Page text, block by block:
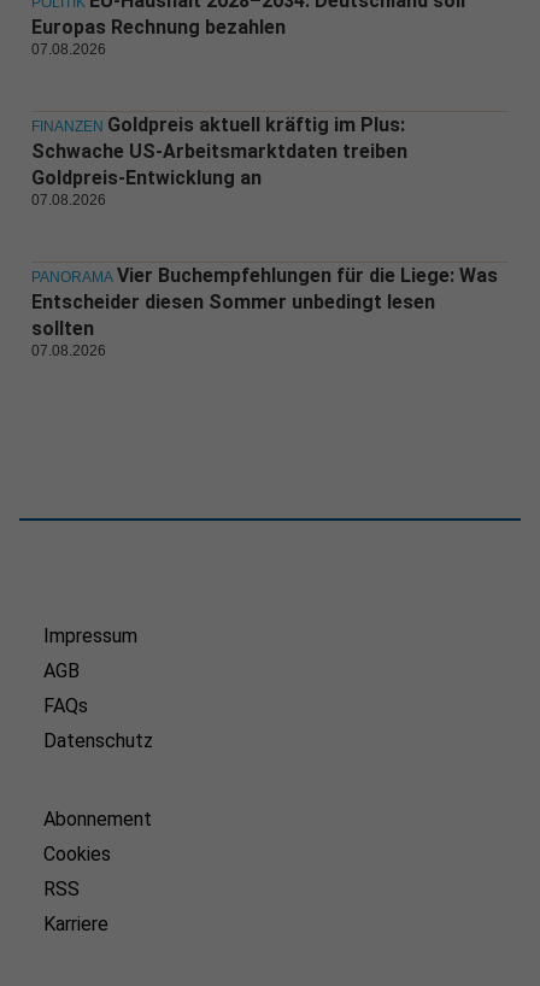
Europas Rechnung bezahlen
07.08.2026
FINANZEN Goldpreis aktuell kräftig im Plus:
Schwache US-Arbeitsmarktdaten treiben
Goldpreis-Entwicklung an
07.08.2026
PANORAMA Vier Buchempfehlungen für die Liege: Was
Entscheider diesen Sommer unbedingt lesen
sollten
07.08.2026
Impressum
AGB
FAQs
Datenschutz
Abonnement
Cookies
RSS
Karriere